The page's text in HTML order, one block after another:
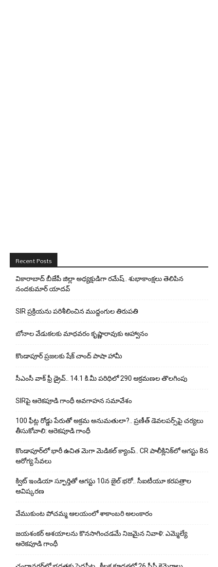
Recent Posts
వికారాబాద్ బీజేపీ జిల్లా అధ్యక్షుడిగా రమేష్‌.. శుభాకాంక్షలు తెలిపిన
నందకుమార్ యాదవ్
SIR ప్రక్రియను పరిశీలించిన ముద్దంగుల తిరుపతి
బోనాల వేడుకలకు మాధవరం కృష్ణారావుకు ఆహ్వానం
కొండాపూర్ ప్రజలకు షేక్ చాంద్ పాషా హామీ
సీఎంసీ వాక్ ఫ్రీ డ్రైవ్.. 14.1 కి.మీ పరిధిలో 290 ఆక్రమణల తొలగింపు
SIRపై ఆరెకపూడి గాంధీ అవగాహన సమావేశం
100 ఫీట్ల రోడ్డు పేరుతో అక్రమ అనుమతులా?.. ప్రణీత్ డెవలపర్స్‌పై చర్యలు
తీసుకోవాలి: ఆరెకపూడి గాంధీ
కొండాపూర్‌లో భారీ ఉచిత మెగా మెడికల్ క్యాంప్.. CR పాలీక్లినిక్‌లో ఆగస్టు 8న
ఆరోగ్య సేవలు
క్విట్ ఇండియా స్ఫూర్తితో ఆగస్టు 10న జైల్ భరో.. సీఐటీయూ కరపత్రాల
ఆవిష్కరణ
వేముకుంట పోచమ్మ ఆలయంలో శాకాంబరి అలంకారం
జయశంకర్ ఆశయాలను కొనసాగించడమే నిజమైన నివాళి: ఎమ్మెల్యే
ఆరెక‌పూడి గాంధీ